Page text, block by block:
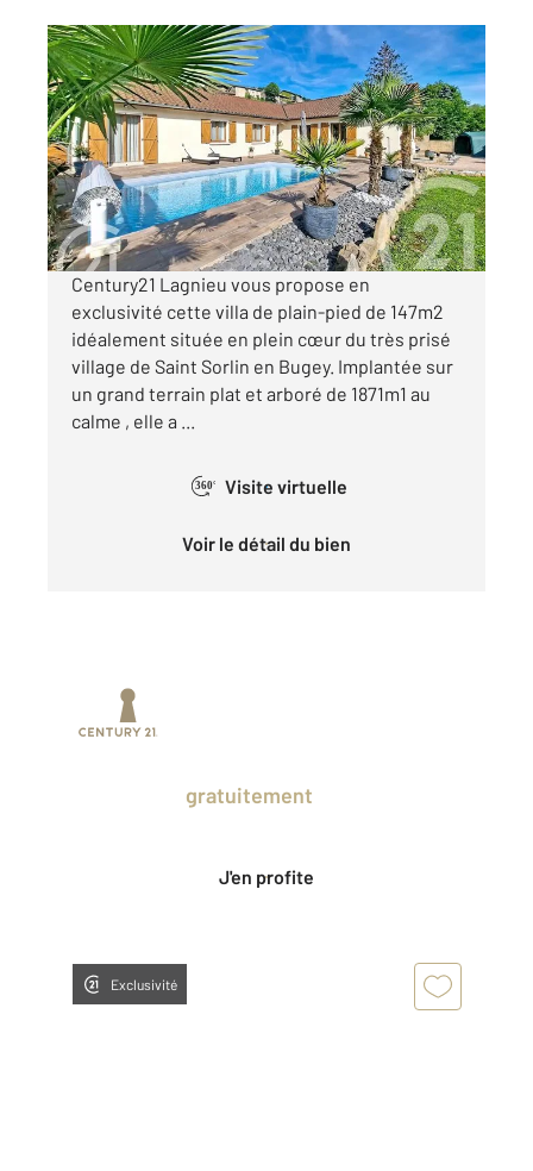
ST SORLIN EN BUGEY 01
147,36 m2, 5 pièces
Ref : 1330
Maison à vendre
479 000 €
Visiter le site dédié
Century21 Lagnieu vous propose en
exclusivité cette villa de plain-pied de 147m2
idéalement située en plein cœur du très prisé
village de Saint Sorlin en Bugey. Implantée sur
un grand terrain plat et arboré de 1871m1 au
calme , elle a ...
360° Visite virtuelle
Voir le détail du bien
gratuitement
J'en profite
Exclusivité